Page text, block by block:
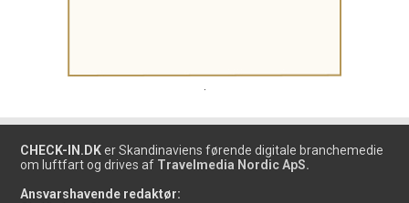
CHECK-IN.DK er Skandinaviens førende digitale branchemedie
om luftfart og drives af Travelmedia Nordic ApS.
Ansvarshavende redaktør: